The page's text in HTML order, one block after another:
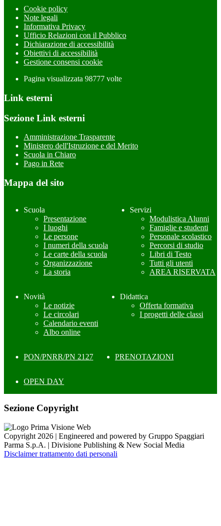
Cookie policy
Note legali
Informativa Privacy
Ufficio Relazioni con il Pubblico
Dichiarazione di accessibilità
Obiettivi di accessibilità
Gestione consensi cookie
Pagina visualizzata 98777 volte
Link esterni
Sezione Link esterni
Amministrazione Trasparente
Ministero dell'Istruzione e del Merito
Scuola in Chiaro
Pago in Rete
Mappa del sito
Scuola
Presentazione
I luoghi
Le persone
I numeri della scuola
Le carte della scuola
Organizzazione
La storia
Servizi
Modulistica Alunni
Famiglie e studenti
Personale scolastico
Percorsi di studio
Libri di Testo
Tutti gli utenti
AREA RISERVATA
Novità
Le notizie
Le circolari
Calendario eventi
Albo online
Didattica
Offerta formativa
I progetti delle classi
PON/PNRR/PN 2127 PRENOTAZIONI
OPEN DAY
Sezione Copyright
Copyright 2026 | Engineered and powered by Gruppo Spaggiari
Parma S.p.A. | Divisione Publishing & New Social Media
Disclaimer trattamento dati personali